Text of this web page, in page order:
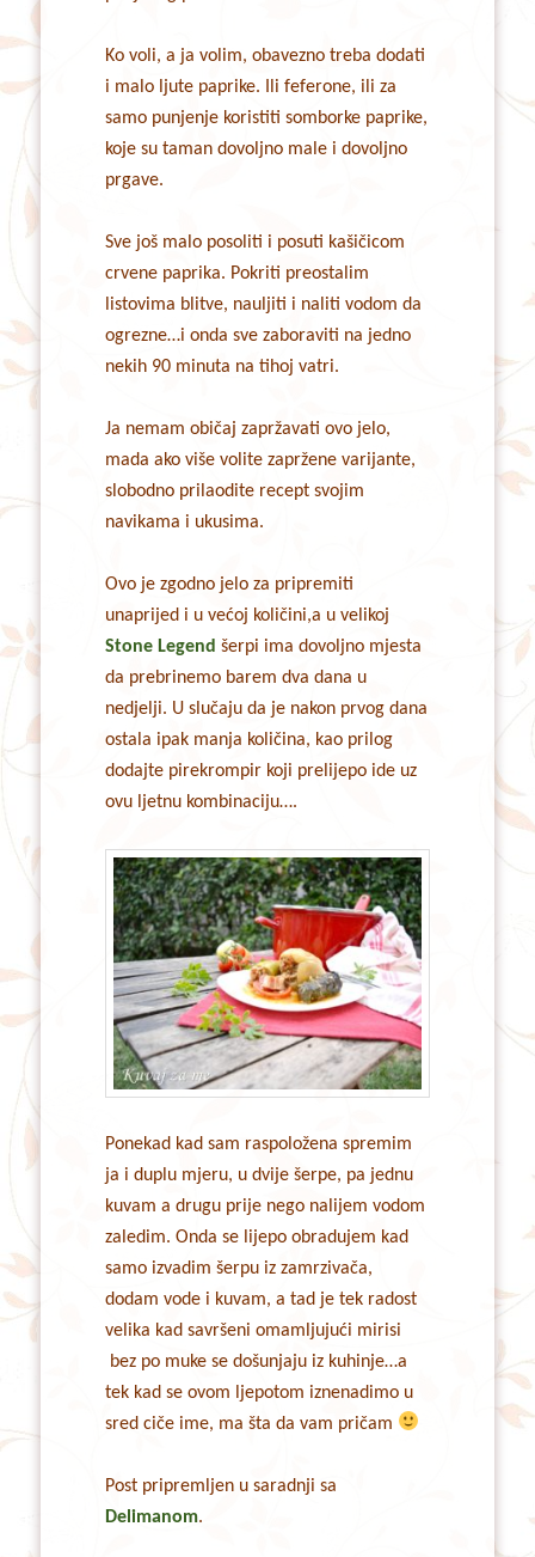
Ko voli, a ja volim, obavezno treba dodati
i malo ljute paprike. Ili feferone, ili za
samo punjenje koristiti somborke paprike,
koje su taman dovoljno male i dovoljno
prgave.
Sve još malo posoliti i posuti kašičicom
crvene paprika. Pokriti preostalim
listovima blitve, nauljiti i naliti vodom da
ogrezne…i onda sve zaboraviti na jedno
nekih 90 minuta na tihoj vatri.
Ja nemam običaj zapržavati ovo jelo,
mada ako više volite zapržene varijante,
slobodno prilaodite recept svojim
navikama i ukusima.
Ovo je zgodno jelo za pripremiti
unaprijed i u većoj količini,a u velikoj
Stone Legend šerpi ima dovoljno mjesta
da prebrinemo barem dva dana u
nedjelji. U slučaju da je nakon prvog dana
ostala ipak manja količina, kao prilog
dodajte pirekrompir koji prelijepo ide uz
ovu ljetnu kombinaciju….
Ponekad kad sam raspoložena spremim
ja i duplu mjeru, u dvije šerpe, pa jednu
kuvam a drugu prije nego nalijem vodom
zaledim. Onda se lijepo obradujem kad
samo izvadim šerpu iz zamrzivača,
dodam vode i kuvam, a tad je tek radost
velika kad savršeni omamljujući mirisi
bez po muke se došunjaju iz kuhinje…a
tek kad se ovom ljepotom iznenadimo u
sred ciče ime, ma šta da vam pričam
Post pripremljen u saradnji sa
Delimanom.